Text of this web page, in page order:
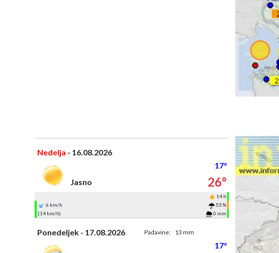
Nedelja - 16.08.2026
17°
Jasno
26°
14 h
6 km/h
53 %
(14 km/h)
0 mm
Ponedeljek - 17.08.2026 Padavine: 13 mm
17°